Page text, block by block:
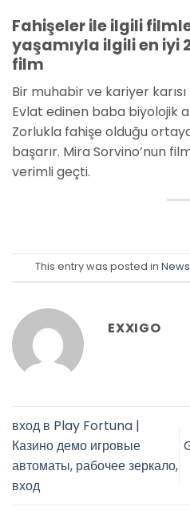
Fahişeler ile ilgili
yaşamıyla ilgili en iyi
film
Bir muhabir ve kariyer
Evlat edinen baba biyolojik
Zorlukla fahişe olduğu
başarır. Mira Sorvino’nun
verimli geçti.
This entry was posted in News
EXXIGO
вход в Play Fortuna |
Казино демо игровые
автоматы, рабочее зеркало,
вход